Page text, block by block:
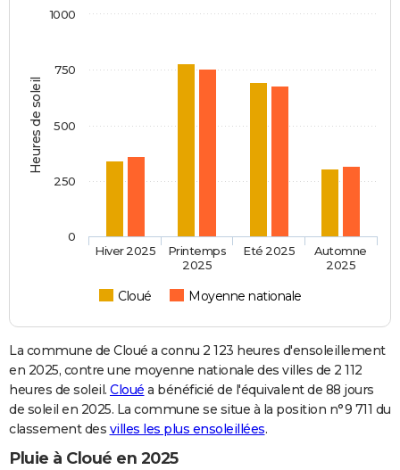
Heures de soleil
Cloué Moyenne nationale
Hiver 2025
Printemps
2025
Eté 2025
Automne
2025
0
1000
250
500
750
La commune de Cloué a connu 2 123 heures d'ensoleillement
en 2025, contre une moyenne nationale des villes de 2 112
heures de soleil. Cloué a bénéficié de l'équivalent de 88 jours
de soleil en 2025. La commune se situe à la position n°9 711 du
classement des villes les plus ensoleillées.
Pluie à Cloué en 2025